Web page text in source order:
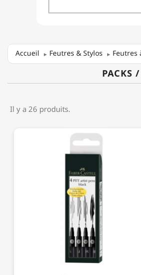
Accueil Feutres & Stylos Feutres
PACKS
Il y a 26 produits.